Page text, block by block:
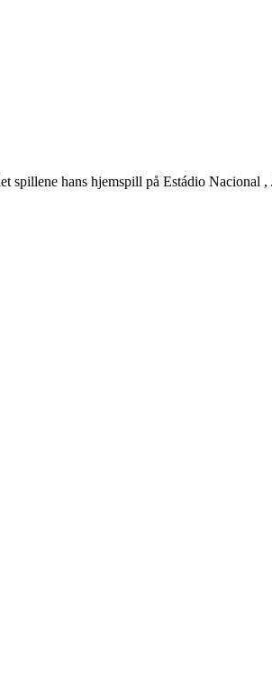
spillene hans hjemspill på Estádio